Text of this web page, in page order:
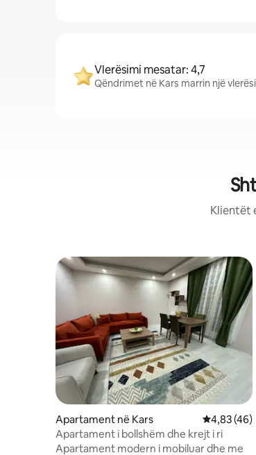
Vlerësimi mesatar: 4,7
Qëndrimet në Kars marrin një
Klientët
Apartament në Kars Vlerësimi
4,83 (46)
Apartament i bollshëm dhe krejt i ri
Apartament modern i mobiluar dhe me